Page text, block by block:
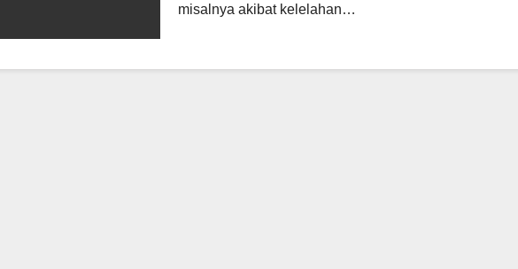
misalnya akibat kelelahan…